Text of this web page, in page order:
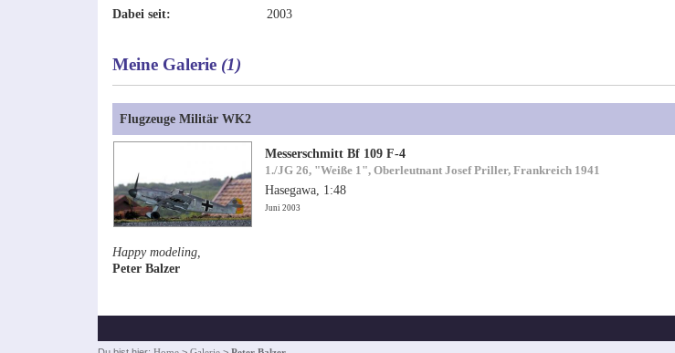
Dabei seit:
2003
Meine Galerie (1)
Flugzeuge Militär WK2
Messerschmitt Bf 109 F-4
1./JG 26, "Weiße 1", Oberleutnant Josef Priller, Frankreich 1941
Hasegawa, 1:48
Juni 2003
Happy modeling,
Peter Balzer